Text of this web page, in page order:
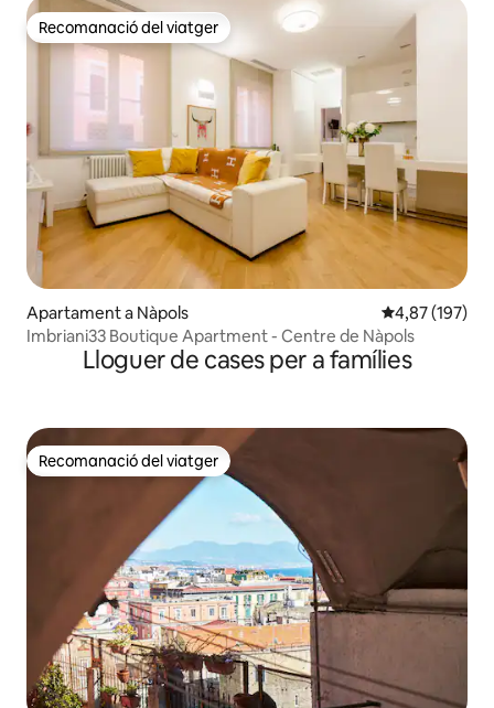
Recomanació del viatger
Recomanació del viatger
Apartament a Nàpols 4,87 de
4,87 (197)
Imbriani33 Boutique Apartment - Centre de Nàpols
Lloguer de cases per a famílies
Recomanació del viatger
Recomanació del viatger